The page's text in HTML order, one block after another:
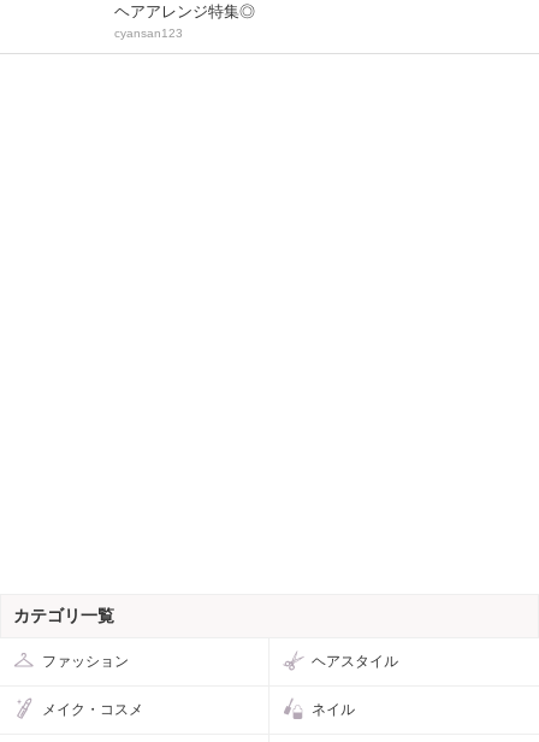
ヘアアレンジ特集◎
cyansan123
カテゴリ一覧
ファッション ヘアスタイル
メイク・コスメ ネイル